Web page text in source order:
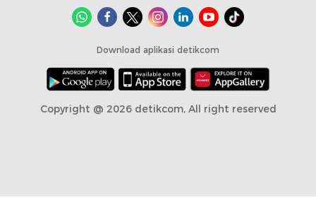
Download aplikasi detikcom
Copyright @ 2026 detikcom, All right reserved